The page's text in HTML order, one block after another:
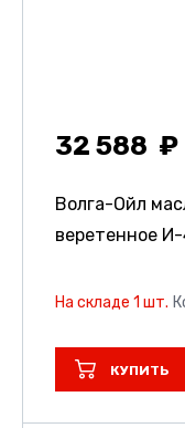
32 588
Волга-Ойл
веретенное И-
На складе 1 шт.
КУПИТЬ